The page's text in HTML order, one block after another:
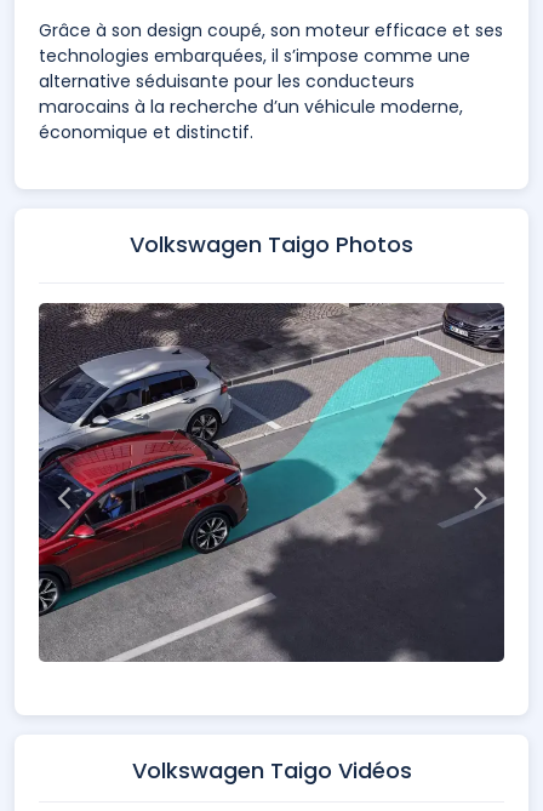
Grâce à son design coupé, son moteur efficace et ses
technologies embarquées, il s’impose comme une
alternative séduisante pour les conducteurs
marocains à la recherche d’un véhicule moderne,
économique et distinctif.
Volkswagen Taigo Photos
Volkswagen Taigo Vidéos